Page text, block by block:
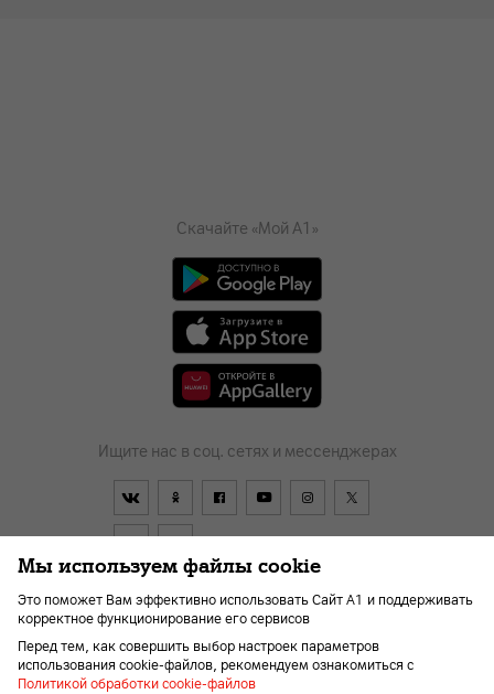
Скачайте «Мой А1»
Ищите нас в соц. сетях и мессенджерах
Договор О компании Новости
Помощь и поддержка
Kарьера Для слабовидящих
Мы используем файлы cookie
Это поможет Вам эффективно использовать Сайт А1 и поддерживать
корректное функционирование его сервисов
Перед тем, как совершить выбор настроек параметров
использования cookie-файлов, рекомендуем ознакомиться с
Политикой обработки cookie-файлов